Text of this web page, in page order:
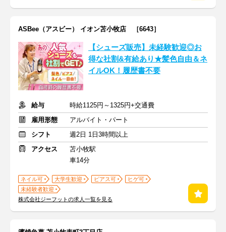
ASBee（アスビー） イオン苫小牧店 ［6643］
【シューズ販売】未経験歓迎◎お
得な社割&有給あり★髪色自由＆ネ
イルOK！履歴書不要
給与
時給1125円～1325円+交通費
雇用形態
アルバイト・パート
シフト
週2日 1日3時間以上
アクセス
苫小牧駅
車14分
ネイル可 大学生歓迎 ピアス可
ヒゲ可
未経験者歓迎
株式会社ジーフットの求人一覧を見る